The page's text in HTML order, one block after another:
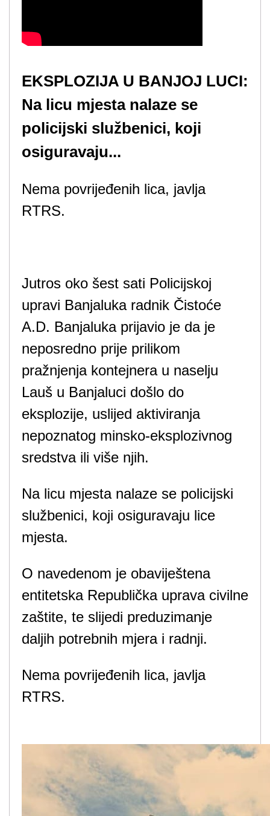
EKSPLOZIJA U BANJOJ LUCI:
Na licu mjesta nalaze se
policijski službenici, koji
osiguravaju...
Nema povrijeđenih lica, javlja
RTRS.
Jutros oko šest sati Policijskoj
upravi Banjaluka radnik Čistoće
A.D. Banjaluka prijavio je da je
neposredno prije prilikom
pražnjenja kontejnera u naselju
Lauš u Banjaluci došlo do
eksplozije, uslijed aktiviranja
nepoznatog minsko-eksplozivnog
sredstva ili više njih.
Na licu mjesta nalaze se policijski
službenici, koji osiguravaju lice
mjesta.
O navedenom je obaviještena
entitetska Republička uprava civilne
zaštite, te slijedi preduzimanje
daljih potrebnih mjera i radnji.
Nema povrijeđenih lica, javlja
RTRS.